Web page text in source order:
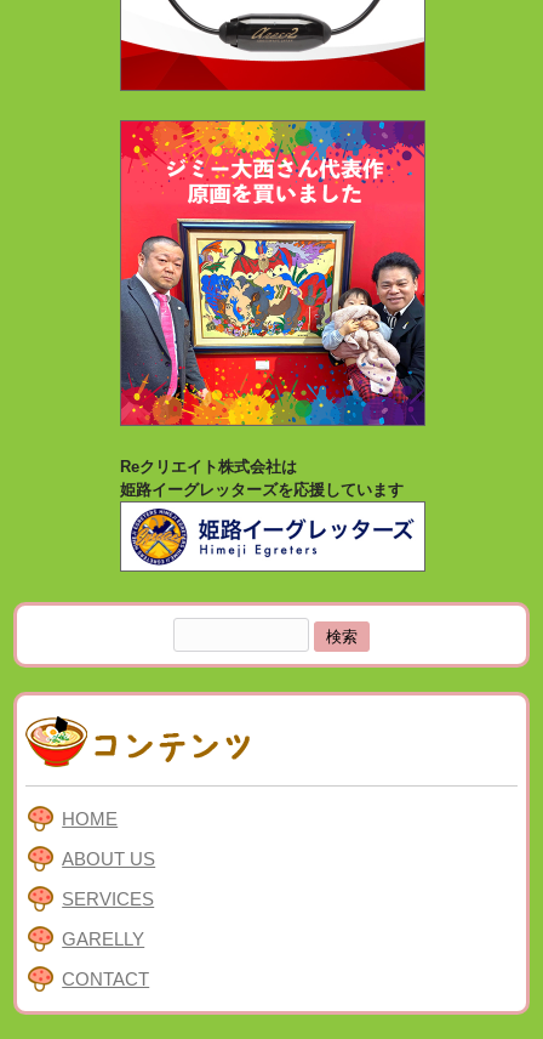
Reクリエイト株式会社は
姫路イーグレッターズを応援しています
索:
HOME
ABOUT US
SERVICES
GARELLY
CONTACT